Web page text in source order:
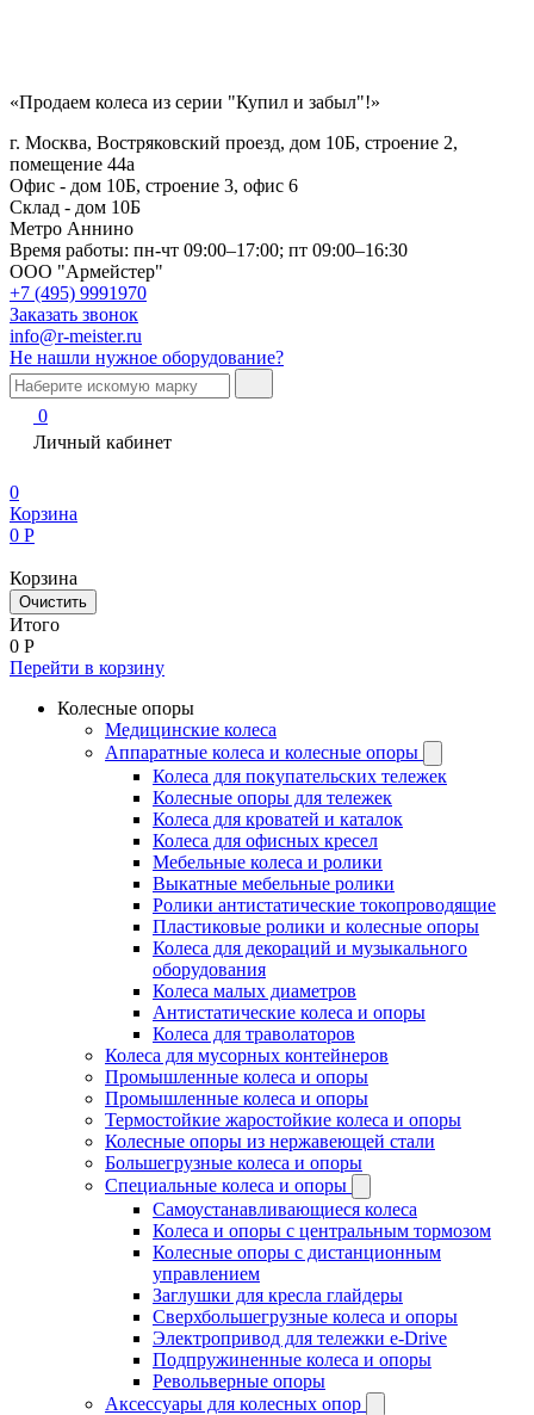
«Продаем колеса из серии "Купил и забыл"!»
г. Москва, Востряковский проезд, дом 10Б, строение 2,
помещение 44а
Офис - дом 10Б, строение 3, офис 6
Склад - дом 10Б
Метро Аннино
Время работы: пн-чт 09:00–17:00; пт 09:00–16:30
ООО "Армейстер"
+7 (495) 9991970
Заказать звонок
info@r-meister.ru
Не нашли нужное оборудование?
0
Личный кабинет
0
Корзина
0 Р
Корзина
Очистить
Итого
0 Р
Перейти в корзину
Колесные опоры
Медицинские колеса
Аппаратные колеса и колесные опоры
Колеса для покупательских тележек
Колесные опоры для тележек
Колеса для кроватей и каталок
Колеса для офисных кресел
Мебельные колеса и ролики
Выкатные мебельные ролики
Ролики антистатические токопроводящие
Пластиковые ролики и колесные опоры
Колеса для декораций и музыкального
оборудования
Колеса малых диаметров
Антистатические колеса и опоры
Колеса для траволаторов
Колеса для мусорных контейнеров
Промышленные колеса и опоры
Промышленные колеса и опоры
Термостойкие жаростойкие колеса и опоры
Колесные опоры из нержавеющей стали
Большегрузные колеса и опоры
Специальные колеса и опоры
Самоустанавливающиеся колеса
Колеса и опоры с центральным тормозом
Колесные опоры с дистанционным
управлением
Заглушки для кресла глайдеры
Сверхбольшегрузные колеса и опоры
Электропривод для тележки e-Drive
Подпружиненные колеса и опоры
Револьверные опоры
Аксессуары для колесных опор